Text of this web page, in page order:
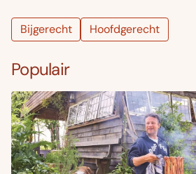
Bijgerecht Hoofdgerecht
Populair